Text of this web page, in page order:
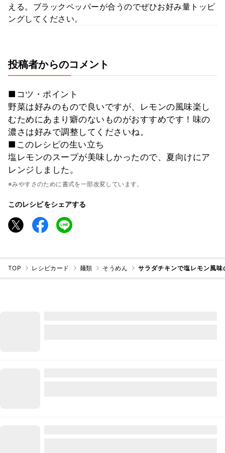
える。ブラックペッパーが合うのでぜひお好み量トッピ
ングしてください。
投稿者からのコメント
■コツ・ポイント
野菜は好みのもので良いですが、レモンの風味楽し
むためにあまり癖のないものがおすすめです！味の
濃さは好みで調整してくださいね。
■このレシピの生い立ち
塩レモンのスープが美味しかったので、夏向けにア
レンジしました。
※みやすさのために書式を一部改変しています。
このレシピをシェアする
TOP レシピカード 麺類 そうめん サラダチキンで塩レモン風味